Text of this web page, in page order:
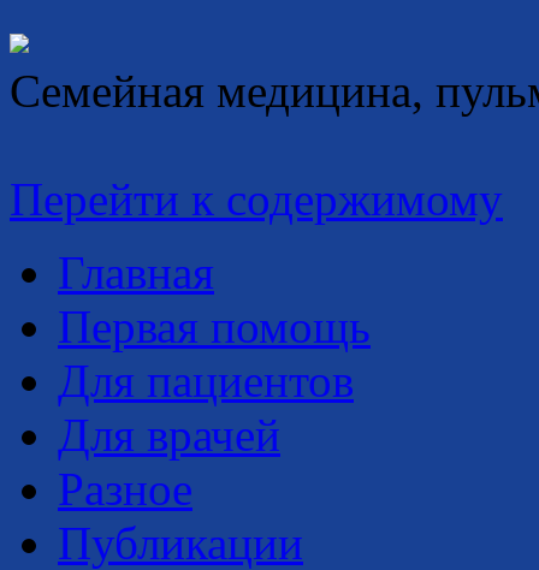
Семейная медицина,
Перейти к содержимому
Главная
Первая помощь
Для пациентов
Для врачей
Разное
Публикации